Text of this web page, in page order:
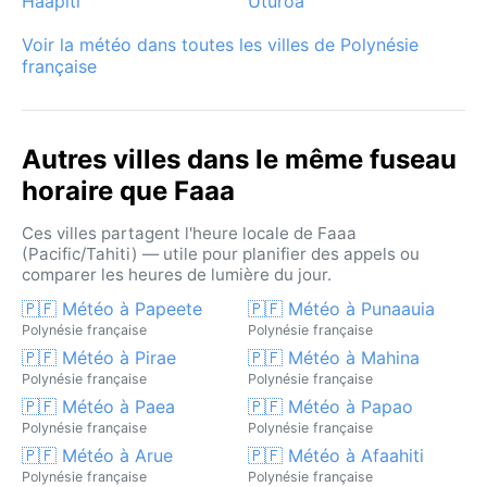
et de sérénité polynésienne.
Voir la météo dans toutes les villes de Polynésie
française
Autres villes dans le même fuseau
horaire que Faaa
Ces villes partagent l'heure locale de Faaa
(Pacific/Tahiti) — utile pour planifier des appels ou
comparer les heures de lumière du jour.
🇵🇫 Météo à Papeete
Polynésie française
🇵🇫 Météo à Punaauia
Polynésie française
🇵🇫 Météo à Pirae
Polynésie française
🇵🇫 Météo à Mahina
Polynésie française
🇵🇫 Météo à Paea
Polynésie française
🇵🇫 Météo à Papao
Polynésie française
🇵🇫 Météo à Arue
Polynésie française
🇵🇫 Météo à Afaahiti
Polynésie française